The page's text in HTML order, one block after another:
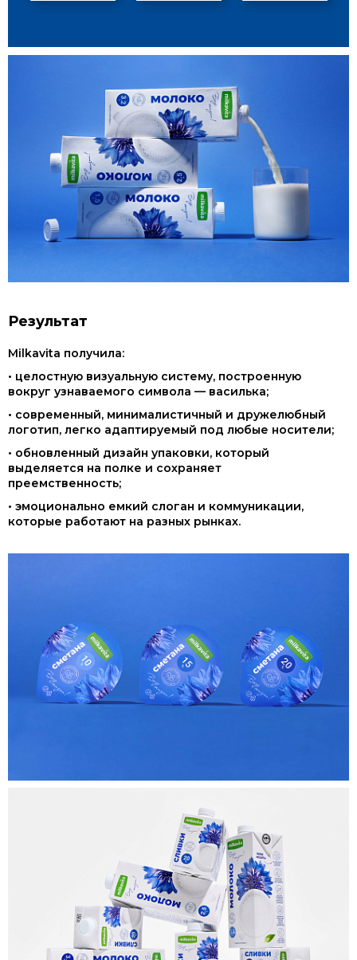
Результат
Milkavita получила:
• целостную визуальную систему, построенную
вокруг узнаваемого символа — василька;
• современный, минималистичный и дружелюбный
логотип, легко адаптируемый под любые носители;
• обновленный дизайн упаковки, который
выделяется на полке и сохраняет
преемственность;
• эмоционально емкий слоган и коммуникации,
которые работают на разных рынках.